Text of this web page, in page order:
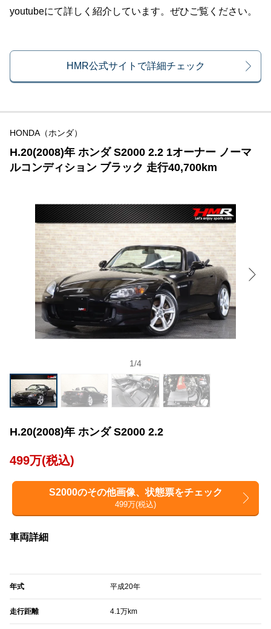
youtubeにて詳しく紹介しています。ぜひご覧ください。
HMR公式サイトで詳細チェック
HONDA（ホンダ）
H.20(2008)年 ホンダ S2000 2.2 1オーナー ノーマ
ルコンディション ブラック 走行40,700km
1/4
H.20(2008)年 ホンダ S2000 2.2
499万(税込)
S2000のその他画像、状態票をチェック
499万(税込)
車両詳細
年式 平成20年
走行距離 4.1万km